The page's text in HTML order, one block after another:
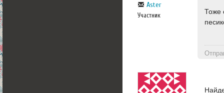
Aster
Участник
Тоже